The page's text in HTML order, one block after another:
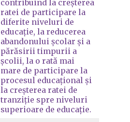
contribuind la creșterea
ratei de participare la
diferite niveluri de
educație, la reducerea
abandonului școlar și a
părăsirii timpurii a
școlii, la o rată mai
mare de participare la
procesul educațional și
la creșterea ratei de
tranziție spre niveluri
superioare de educație.